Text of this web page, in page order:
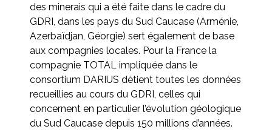
des minerais qui a été faite dans le cadre du
GDRI, dans les pays du Sud Caucase (Arménie,
Azerbaïdjan, Géorgie) sert également de base
aux compagnies locales. Pour la France la
compagnie TOTAL impliquée dans le
consortium DARIUS détient toutes les données
recueillies au cours du GDRI, celles qui
concernent en particulier l’évolution géologique
du Sud Caucase depuis 150 millions d’années.